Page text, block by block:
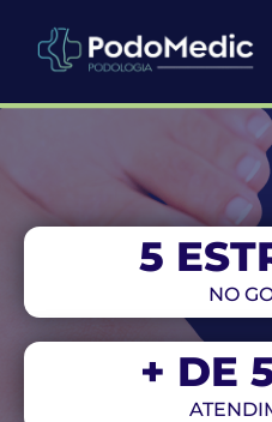
NO
5
+ DE